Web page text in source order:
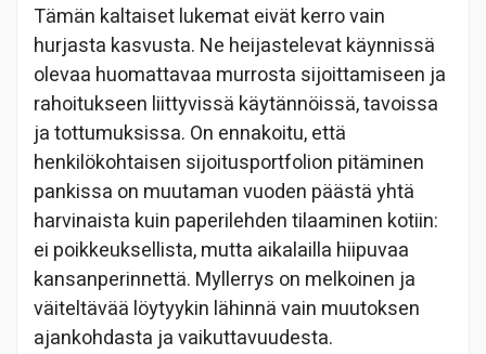
Tämän kaltaiset lukemat eivät kerro vain
hurjasta kasvusta. Ne heijastelevat käynnissä
olevaa huomattavaa murrosta sijoittamiseen ja
rahoitukseen liittyvissä käytännöissä, tavoissa
ja tottumuksissa. On ennakoitu, että
henkilökohtaisen sijoitusportfolion pitäminen
pankissa on muutaman vuoden päästä yhtä
harvinaista kuin paperilehden tilaaminen kotiin:
ei poikkeuksellista, mutta aikalailla hiipuvaa
kansanperinnettä. Myllerrys on melkoinen ja
väiteltävää löytyykin lähinnä vain muutoksen
ajankohdasta ja vaikuttavuudesta.